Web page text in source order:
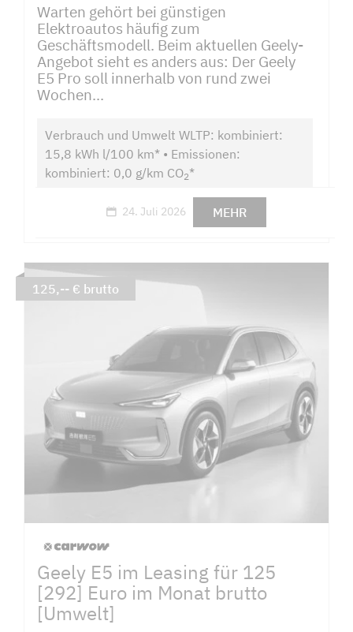
Warten gehört bei günstigen
Elektroautos häufig zum
Geschäftsmodell. Beim aktuellen Geely-
Angebot sieht es anders aus: Der Geely
E5 Pro soll innerhalb von rund zwei
Wochen...
Verbrauch und Umwelt WLTP: kombiniert:
15,8 kWh l/100 km* • Emissionen:
kombiniert: 0,0 g/km CO2*
24. Juli 2026 MEHR
Geely E5 im Leasing für 125
[292] Euro im Monat brutto
[Umwelt]
125,-- € brutto